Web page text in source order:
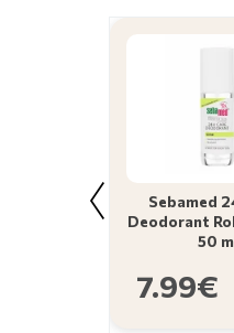
Sebamed
Deodorant
50
7.99€